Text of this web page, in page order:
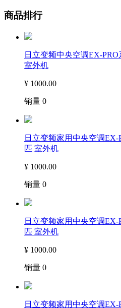
商品排行
日立变频中央空调EX-
室外机
¥ 1000.00
销量 0
日立变频家用中央空调EX-
匹 室外机
¥ 1000.00
销量 0
日立变频家用中央空调EX-
匹 室外机
¥ 1000.00
销量 0
日立变频家用中央空调EX-